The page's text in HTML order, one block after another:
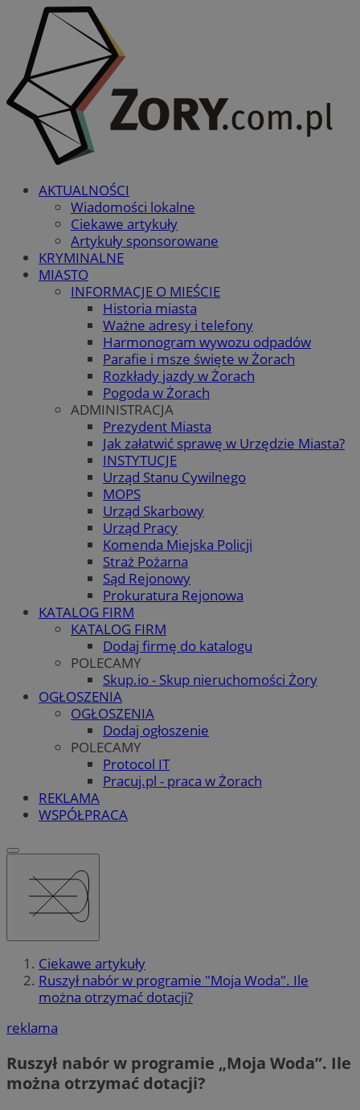
AKTUALNOŚCI
Wiadomości lokalne
Ciekawe artykuły
Artykuły sponsorowane
KRYMINALNE
MIASTO
INFORMACJE O MIEŚCIE
Historia miasta
Ważne adresy i telefony
Harmonogram wywozu odpadów
Parafie i msze święte w Żorach
Rozkłady jazdy w Żorach
Pogoda w Żorach
ADMINISTRACJA
Prezydent Miasta
Jak załatwić sprawę w Urzędzie Miasta?
INSTYTUCJE
Urząd Stanu Cywilnego
MOPS
Urząd Skarbowy
Urząd Pracy
Komenda Miejska Policji
Straż Pożarna
Sąd Rejonowy
Prokuratura Rejonowa
KATALOG FIRM
KATALOG FIRM
Dodaj firmę do katalogu
POLECAMY
Skup.io - Skup nieruchomości Żory
OGŁOSZENIA
OGŁOSZENIA
Dodaj ogłoszenie
POLECAMY
Protocol IT
Pracuj.pl - praca w Żorach
REKLAMA
WSPÓŁPRACA
Ciekawe artykuły
Ruszył nabór w programie "Moja Woda". Ile
można otrzymać dotacji?
reklama
Ruszył nabór w programie „Moja Woda”. Ile
można otrzymać dotacji?